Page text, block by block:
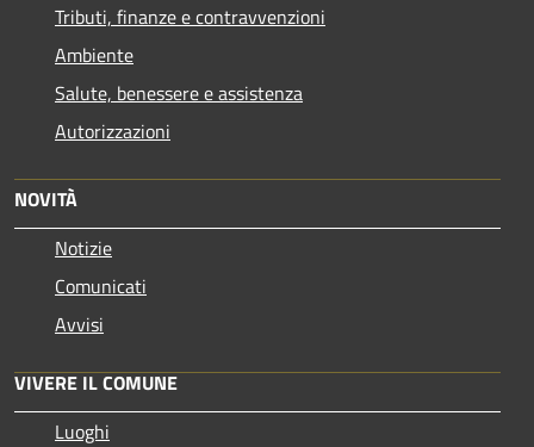
Tributi, finanze e contravvenzioni
Ambiente
Salute, benessere e assistenza
Autorizzazioni
NOVITÀ
Notizie
Comunicati
Avvisi
VIVERE IL COMUNE
Luoghi